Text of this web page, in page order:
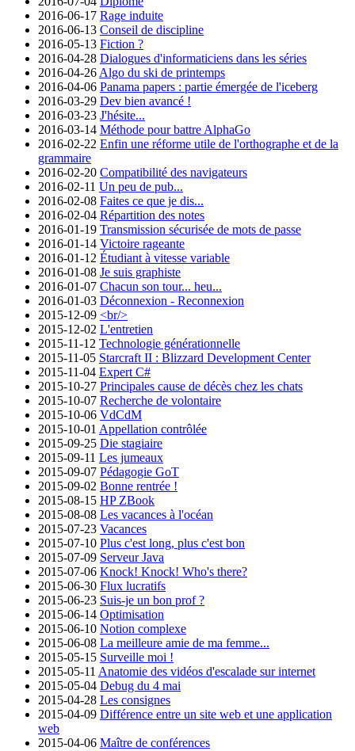
2016-06-17 Rage induite
2016-06-13 Conseil de discipline
2016-05-13 Fiction ?
2016-04-28 Dialogues d'informaticiens dans les séries
2016-04-26 Algo du ski de printemps
2016-04-06 Panama papers : partie émergée de l'iceberg
2016-03-29 Dev bien avancé !
2016-03-23 J'hésite...
2016-03-14 Méthode pour battre AlphaGo
2016-02-22 Enfin une réforme utile de l'orthographe et de la
grammaire
2016-02-20 Compatibilité des navigateurs
2016-02-11 Un peu de pub...
2016-02-08 Faites ce que je dis...
2016-02-04 Répartition des notes
2016-01-19 Transmission sécurisée de mots de passe
2016-01-14 Victoire rageante
2016-01-12 Étudiant à vitesse variable
2016-01-08 Je suis graphiste
2016-01-07 Chacun son tour... heu...
2016-01-03 Déconnexion - Reconnexion
2015-12-09 <br/>
2015-12-02 L'entretien
2015-11-12 Technologie générationnelle
2015-11-05 Starcraft II : Blizzard Development Center
2015-11-04 Expert C#
2015-10-27 Principales cause de décès chez les chats
2015-10-07 Recherche de volontaire
2015-10-06 VdCdM
2015-10-01 Appellation contrôlée
2015-09-25 Die stagiaire
2015-09-11 Les jumeaux
2015-09-07 Pédagogie GoT
2015-09-02 Bonne rentrée !
2015-08-15 HP ZBook
2015-08-08 Les vacances à l'océan
2015-07-23 Vacances
2015-07-10 Plus c'est long, plus c'est bon
2015-07-09 Serveur Java
2015-07-06 Knock! Knock! Who's there?
2015-06-30 Flux lucratifs
2015-06-23 Suis-je un bon prof ?
2015-06-14 Optimisation
2015-06-10 Notion complexe
2015-06-08 La meilleure amie de ma femme...
2015-05-15 Surveille moi !
2015-05-11 Anatomie des vidéos d'escalade sur internet
2015-05-04 Debug du 4 mai
2015-04-28 Les consignes
2015-04-09 Différence entre un site web et une application
web
2015-04-06 Maître de conférences